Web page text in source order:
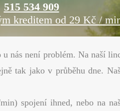
515 534 909
kreditem od 29 Kč /
nás není problém. Na naší
tak jako v průběhu dne.
spojení ihned, nebo na